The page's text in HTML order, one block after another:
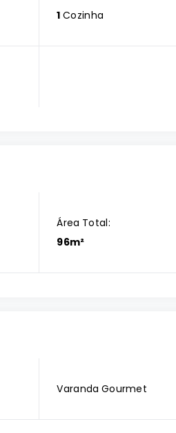
1 Cozinha
Área Total:
96m²
Varanda Gourmet